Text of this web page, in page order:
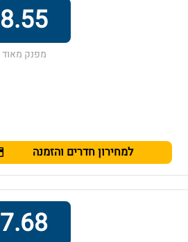
8.55
מפנק מאוד
למחירון חדרים והזמנה
7.68